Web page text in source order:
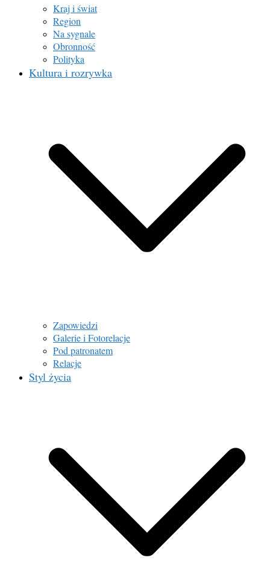
Kraj i świat
Region
Na sygnale
Obronność
Polityka
Kultura i rozrywka
Zapowiedzi
Galerie i Fotorelacje
Pod patronatem
Relacje
Styl życia